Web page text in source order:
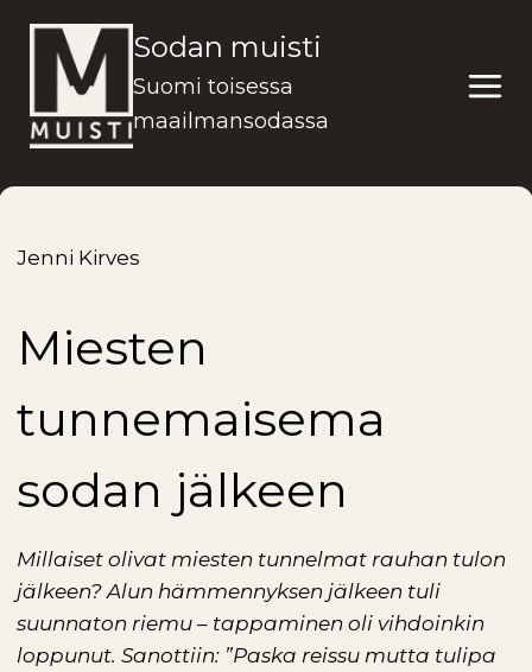
sisältöön
Sodan muisti
Suomi toisessa
maailmansodassa
Jenni Kirves
Miesten
tunnemaisema
sodan jälkeen
Millaiset olivat miesten tunnelmat rauhan tulon
jälkeen? Alun hämmennyksen jälkeen tuli
suunnaton riemu – tappaminen oli vihdoinkin
loppunut. Sanottiin: ”Paska reissu mutta tulipa